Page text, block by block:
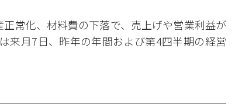
常化、材料費の下落で、売上げや営業利益が
来月7日、昨年の年間および第4四半期の経営